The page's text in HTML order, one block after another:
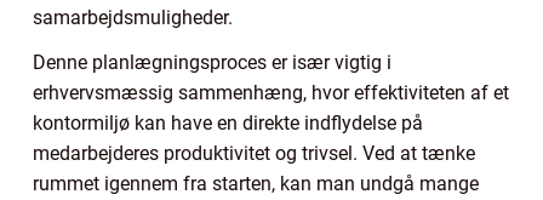
samarbejdsmuligheder.
Denne planlægningsproces er især vigtig i
erhvervsmæssig sammenhæng, hvor effektiviteten af et
kontormiljø kan have en direkte indflydelse på
medarbejderes produktivitet og trivsel. Ved at tænke
rummet igennem fra starten, kan man undgå mange